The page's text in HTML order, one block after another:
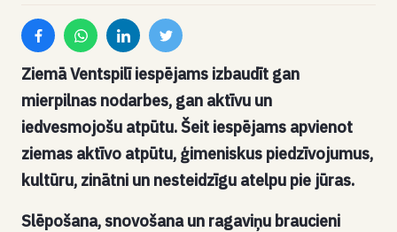
Ziemā Ventspilī iespējams izbaudīt gan
mierpilnas nodarbes, gan aktīvu un
iedvesmojošu atpūtu. Šeit iespējams apvienot
ziemas aktīvo atpūtu, ģimeniskus piedzīvojumus,
kultūru, zinātni un nesteidzīgu atelpu pie jūras.
Slēpošana, snovošana un ragaviņu braucieni